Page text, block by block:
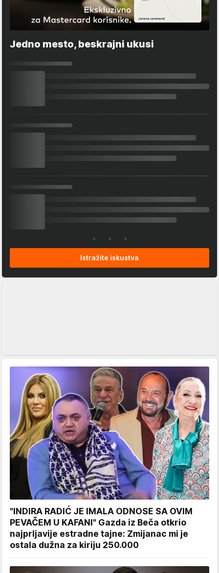
Jedno mesto, beskrajni ukusi
Istražite iskustva
"INDIRA RADIĆ JE IMALA ODNOSE SA OVIM
PEVAČEM U KAFANI" Gazda iz Beča otkrio
najprljavije estradne tajne: Zmijanac mi je
ostala dužna za kiriju 250.000